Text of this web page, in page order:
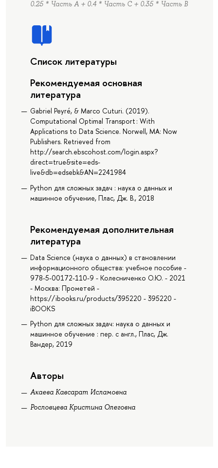
0.25 * Часть А + 0.4 * Часть C + 0.35 * Часть B
Список литературы
Рекомендуемая основная
литература
Gabriel Peyré, & Marco Cuturi. (2019).
Computational Optimal Transport : With
Applications to Data Science. Norwell, MA: Now
Publishers. Retrieved from
http://search.ebscohost.com/login.aspx?
direct=true&site=eds-
live&db=edsebk&AN=2241984
Python для сложных задач : наука о данных и
машинное обучение, Плас, Дж. В., 2018
Рекомендуемая дополнительная
литература
Data Science (наука о данных) в становлении
информационного общества: учебное пособие -
978-5-00172-110-9 - Колесниченко О.Ю. - 2021
- Москва: Прометей -
https://ibooks.ru/products/395220 - 395220 -
iBOOKS
Python для сложных задач: наука о данных и
машинное обучение : пер. с англ., Плас, Дж.
Вандер, 2019
Авторы
Акаева Кавсарат Исламовна
Рословцева Кристина Олеговна